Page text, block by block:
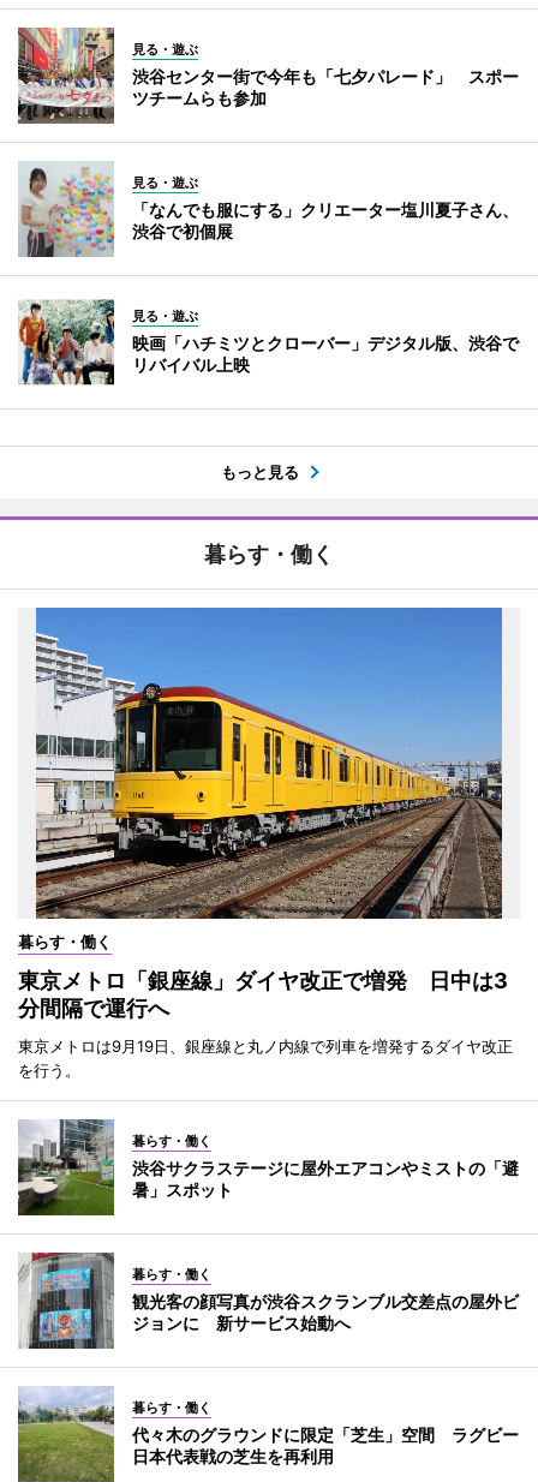
見る・遊ぶ
渋谷センター街で今年も「七夕パレード」 スポー
ツチームらも参加
見る・遊ぶ
「なんでも服にする」クリエーター塩川夏子さん、
渋谷で初個展
見る・遊ぶ
映画「ハチミツとクローバー」デジタル版、渋谷で
リバイバル上映
もっと見る
暮らす・働く
暮らす・働く
東京メトロ「銀座線」ダイヤ改正で増発 日中は3
分間隔で運行へ
東京メトロは9月19日、銀座線と丸ノ内線で列車を増発するダイヤ改正
を行う。
暮らす・働く
渋谷サクラステージに屋外エアコンやミストの「避
暑」スポット
暮らす・働く
観光客の顔写真が渋谷スクランブル交差点の屋外ビ
ジョンに 新サービス始動へ
暮らす・働く
代々木のグラウンドに限定「芝生」空間 ラグビー
日本代表戦の芝生を再利用